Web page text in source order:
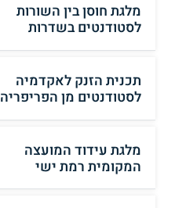
מלגת חוסן בין השורות
לסטודנטים בשדרות
תכנית הזנק לאקדמיה
לסטודנטים מן הפריפריה
מלגת עידוד המועצה
המקומית רמת ישי